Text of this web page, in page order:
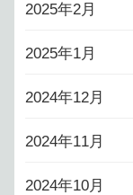
2025年2月
2025年1月
2024年12月
2024年11月
2024年10月